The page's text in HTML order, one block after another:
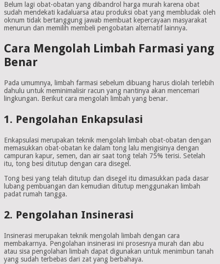
Belum lagi obat-obatan yang dibandrol harga murah karena obat
sudah mendekati kadaluarsa atau produksi obat yang membludak oleh
oknum tidak bertanggung jawab membuat kepercayaan masyarakat
menurun dan memilih membeli pengobatan alternatif lainnya.
Cara Mengolah Limbah Farmasi yang
Benar
Pada umumnya, limbah farmasi sebelum dibuang harus diolah terlebih
dahulu untuk meminimalisir racun yang nantinya akan mencemari
lingkungan. Berikut cara mengolah limbah yang benar.
1. Pengolahan Enkapsulasi
Enkapsulasi merupakan teknik mengolah limbah obat-obatan dengan
memasukkan obat-obatan ke dalam tong lalu mengisinya dengan
campuran kapur, semen, dan air saat tong telah 75% terisi. Setelah
itu, tong besi ditutup dengan cara disegel.
Tong besi yang telah ditutup dan disegel itu dimasukkan pada dasar
lubang pembuangan dan kemudian ditutup menggunakan limbah
padat rumah tangga.
2. Pengolahan Insinerasi
Insinerasi merupakan teknik mengolah limbah dengan cara
membakarnya. Pengolahan insinerasi ini prosesnya murah dan abu
atau sisa pengolahan limbah dapat digunakan untuk menimbun tanah
yang sudah terbebas dari zat yang berbahaya.